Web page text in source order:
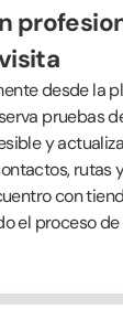
desde la
pruebas
y
rutas
con
el proceso